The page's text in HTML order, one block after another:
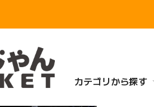
カテゴリから探す